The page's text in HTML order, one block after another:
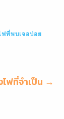
ที่พบเจอบ่อย
ไฟที่จำเป็น →